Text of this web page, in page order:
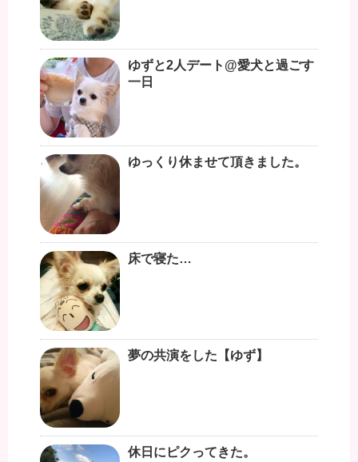
ゆずと2人デート@愛犬と過ごす
一日
ゆっくり休ませて頂きました。
床で寝た…
夢の共演をした【ゆず】
休日にピクってきた。